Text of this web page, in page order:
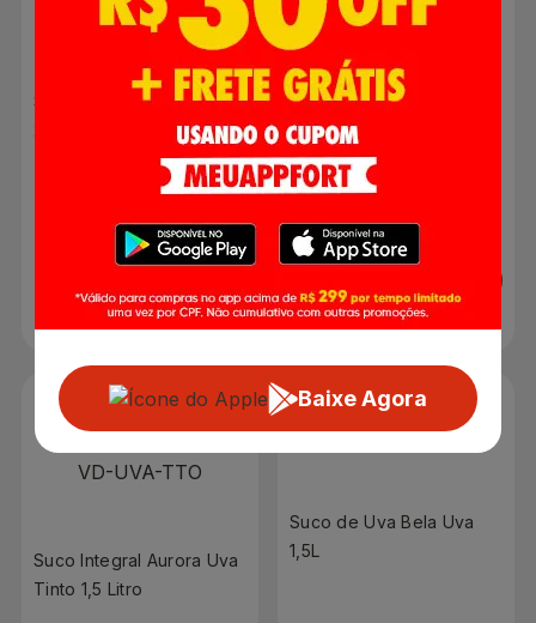
Suco Pronto Kapo Uva
Néctar de Maracujá
500ml
R$ 10,99
Suco Integral Aurora Uva
Tinto 1,5 Litro
Suco de Uva Bela Uva
1,5L
Baixe Agora